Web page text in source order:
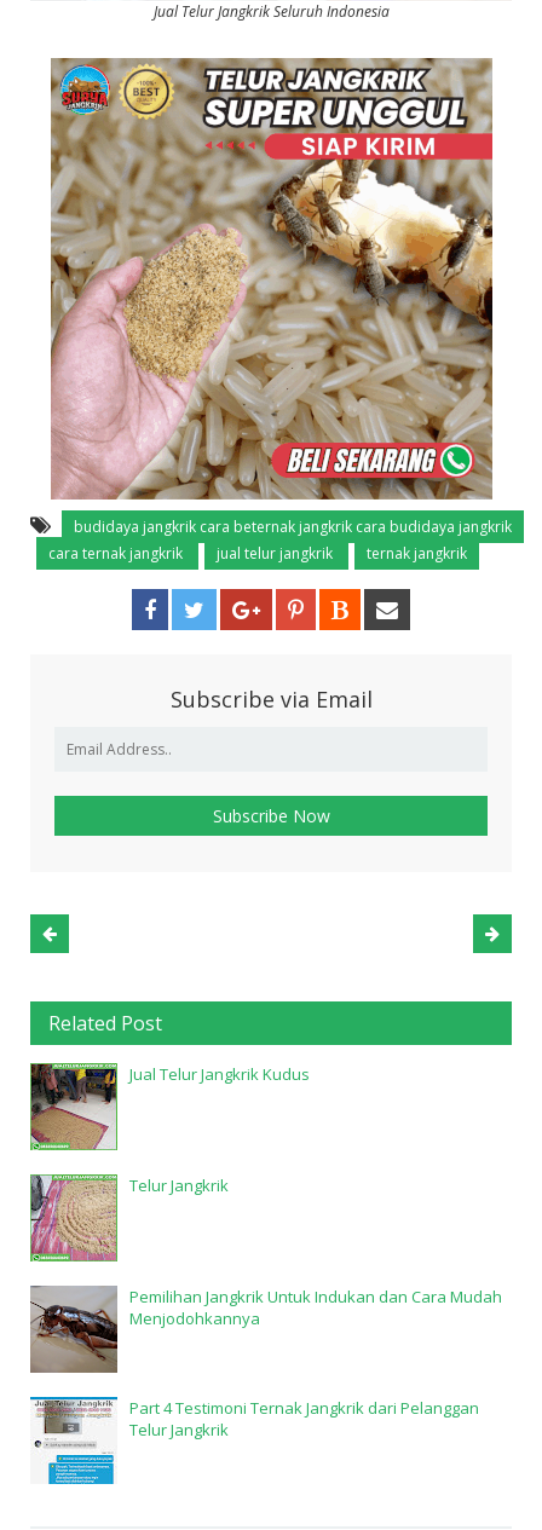
Jual Telur Jangkrik Seluruh Indonesia
budidaya jangkrik cara beternak jangkrik cara budidaya jangkrik
cara ternak jangkrik
jual telur jangkrik ternak jangkrik
Subscribe via Email
Related Post
Jual Telur Jangkrik Kudus
Telur Jangkrik
Pemilihan Jangkrik Untuk Indukan dan Cara Mudah
Menjodohkannya
Part 4 Testimoni Ternak Jangkrik dari Pelanggan
Telur Jangkrik